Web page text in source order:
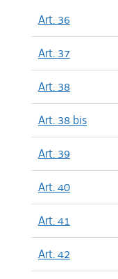
Art. 36
Art. 37
Art. 38
Art. 38 bis
Art. 39
Art. 40
Art. 41
Art. 42